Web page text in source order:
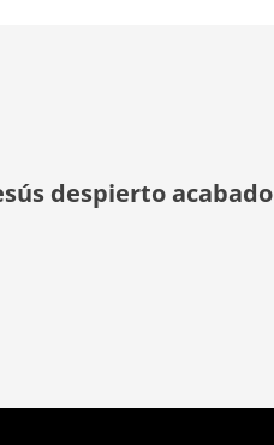
despierto acabado